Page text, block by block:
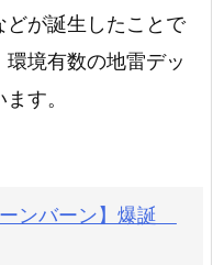
どが誕生したことで
環境有数の地雷デッ
す。
ンバーン】爆誕